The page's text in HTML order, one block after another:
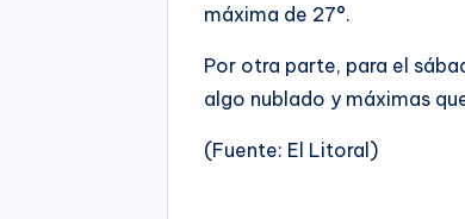
máxima de 27°.
Por otra parte, para el
algo nublado y máximas
(Fuente: El Litoral)